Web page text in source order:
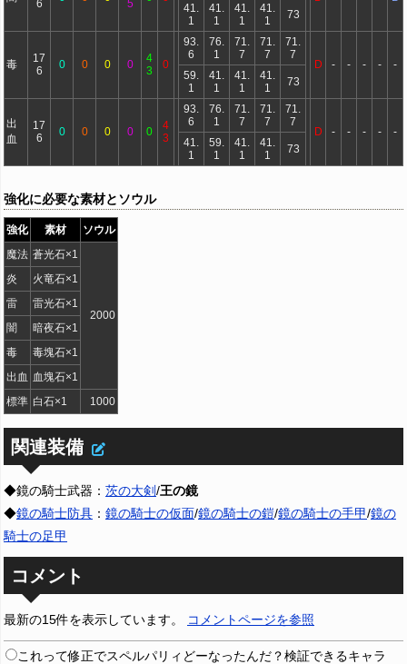
6 5
41.
1
41.
1
41.
1
41.
1
73
毒
17
6
0 0 0 0
4
3
0
93.
6
76.
1
71.
7
71.
7
71.
7
D - - - -
-
59.
1
41.
1
41.
1
41.
1
73
出
血
17
6
0 0 0 0 0
4
3
93.
6
76.
1
71.
7
71.
7
71.
7
D - - - -
-
41.
1
59.
1
41.
1
41.
1
73
強化に必要な素材とソウル
強化 素材
ソウル
魔法 蒼光石×1
2000
炎
火竜石×1
雷
雷光石×1
闇
暗夜石×1
毒
毒塊石×1
出血 血塊石×1
標準 白石×1 1000
関連装備
◆鏡の騎士武器： 茨の大剣/王の鏡
◆鏡の騎士防具 ： 鏡の騎士の仮面/鏡の騎士の鎧/鏡の騎士の手甲/鏡の
騎士の足甲
コメント
最新の15件を表示しています。 コメントページを参照
これって修正でスペルパリィどーなったんだ？検証できるキャラ